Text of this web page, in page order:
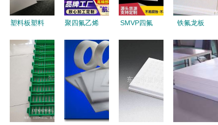
塑料板塑料
家,品牌,图
片,热帖
聚四氟乙烯
与其他氟塑
料板材全解
析 从性能
到应用
SMVP四氟
厚聚四氟乙
烯板在抗震
减震中的应
铁氟龙板
板与绝缘
PTFE板的
完美选择